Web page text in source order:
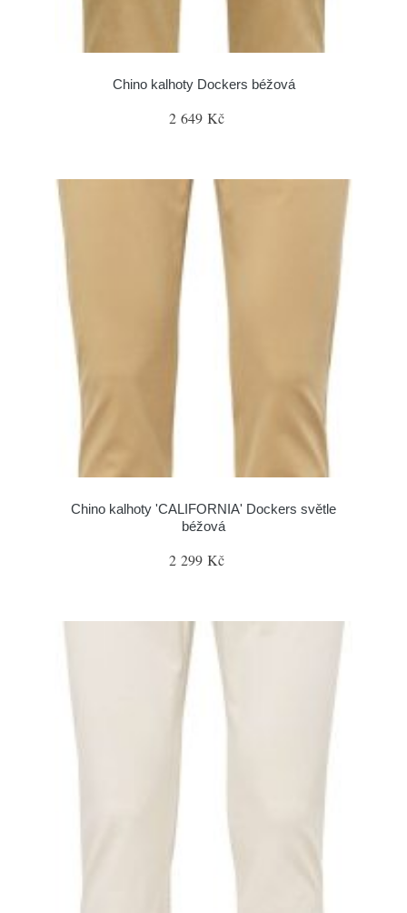
Chino kalhoty Dockers béžová
2 649 Kč
Chino kalhoty 'CALIFORNIA' Dockers světle
béžová
2 299 Kč